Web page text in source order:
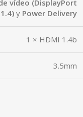
vídeo (DisplayPort
1.4) y Power Delivery
1 × HDMI 1.4b
3.5mm